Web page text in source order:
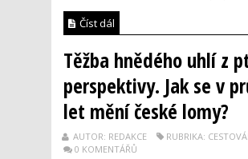
Číst dál
Těžba hnědého uhlí z
perspektivy. Jak se v
let mění české lomy?
AUTOR: REDAKCE
RUBRIKA:
0 KOMENTÁŘŮ